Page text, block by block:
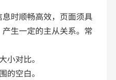
时顺畅高效，页面须具
生一定的主从关系。常
对比。
空白。